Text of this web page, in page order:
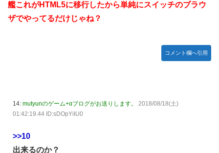
【海外の反応】海外「日本資本が入った瞬間、魔法がかかっ
たｗ」豪州のセブンイレブンが”日本化”して劇的進化！「お
にぎりとたまごサンドが食べられるなんて……」
艦これがHTML5に移行したから単純にスイッチのブラウ
ザでやってるだけじゃね？
コメント欄へ引用
14: mutyunのゲーム+αブログがお送りします。
2018/08/18(土)
01:42:19.44 ID:sDOpYiIU0
>>10
出来るのか？